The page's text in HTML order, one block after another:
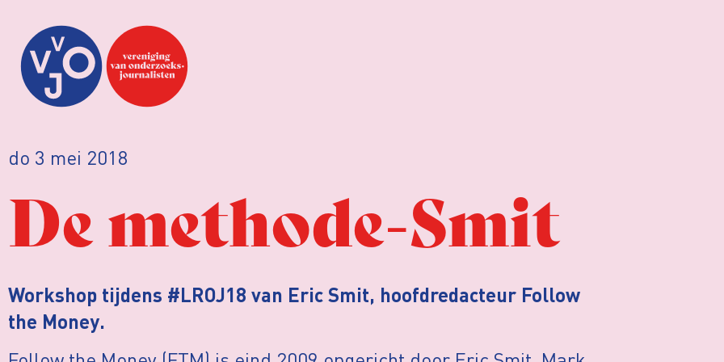
do 3 mei 2018
De methode-Smit
Workshop tijdens #LROJ18 van Eric Smit, hoofdredacteur Follow
the Money.